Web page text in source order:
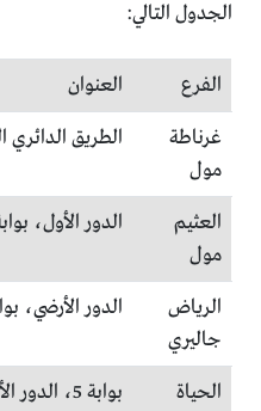
الجدول التالي:
الفرع العنوان
غرناطة
مول
الطريق
العثيم
مول
الدور الأول، بوابة 2، حى الربوة،
الرياض
جاليري
الدور الأرضي، بوابة 7، طريق الملك فهد،
الحياة
بوابة 5،